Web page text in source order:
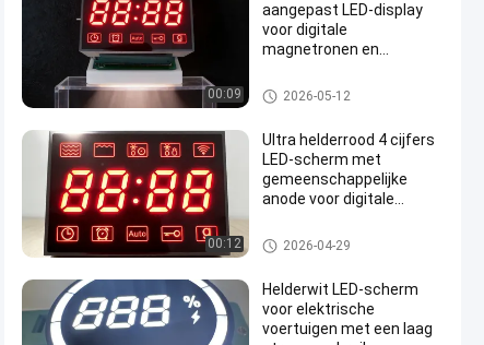
00:09
aangepast LED-display
voor digitale
magnetronen en
meetapparatuur
Aangepaste Led-display
2026-05-12
00:12
Ultra helderrood 4 cijfers
LED-scherm met
gemeenschappelijke
anode voor digitale
Aangepaste Led-display
2026-04-29
Helderwit LED-scherm
voor elektrische
voertuigen met een laag